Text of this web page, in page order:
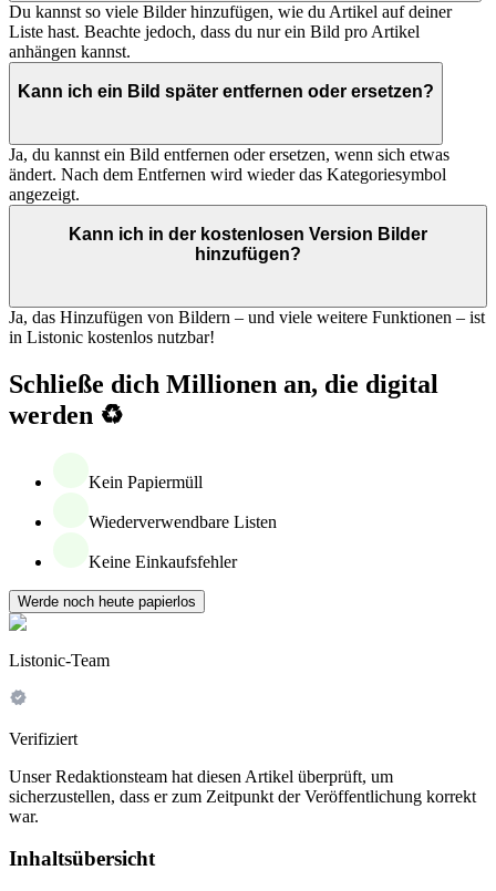
Du kannst so viele Bilder hinzufügen, wie du Artikel auf deiner
Liste hast. Beachte jedoch, dass du nur ein Bild pro Artikel
anhängen kannst.
Kann ich ein Bild später entfernen oder ersetzen?
Ja, du kannst ein Bild entfernen oder ersetzen, wenn sich etwas
ändert. Nach dem Entfernen wird wieder das Kategoriesymbol
angezeigt.
Kann ich in der kostenlosen Version Bilder
hinzufügen?
Ja, das Hinzufügen von Bildern – und viele weitere Funktionen – ist
in Listonic kostenlos nutzbar!
Schließe dich Millionen an, die digital
werden ♻️
Kein Papiermüll
Wiederverwendbare Listen
Keine Einkaufsfehler
Werde noch heute papierlos
Listonic-Team
Verifiziert
Unser Redaktionsteam hat diesen Artikel überprüft, um
sicherzustellen, dass er zum Zeitpunkt der Veröffentlichung korrekt
war.
Inhaltsübersicht